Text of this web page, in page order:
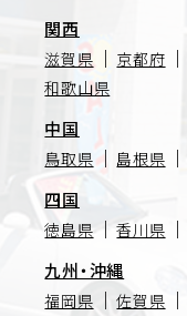
関西
滋賀県 京都府
和歌山県
中国
鳥取県 島根県
四国
徳島県 香川県
九州・沖縄
福岡県 佐賀県